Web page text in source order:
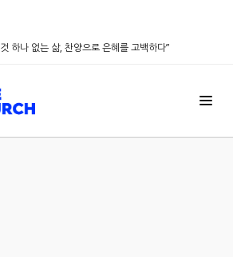
하나 없는 삶, 찬양으로 은혜를 고백하다”